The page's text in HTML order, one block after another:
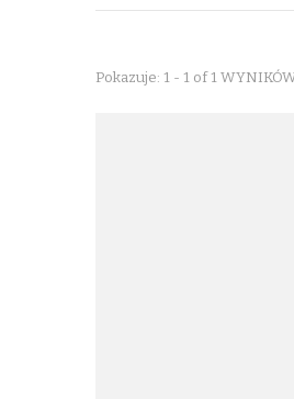
Pokazuje: 1 - 1 of 1